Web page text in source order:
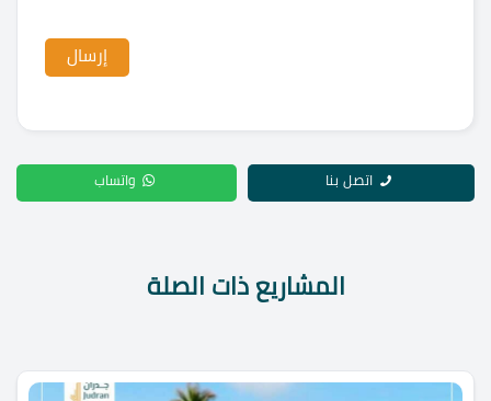
اتصل بنا واتساب
المشاريع ذات الصلة